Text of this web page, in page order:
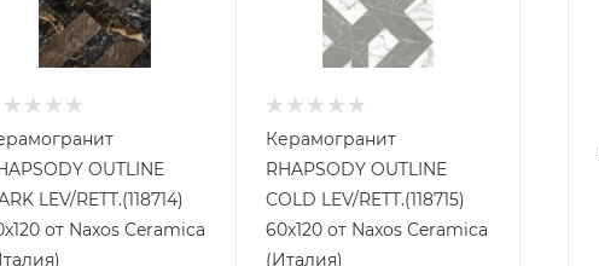
OUTLINE
LEV/RETT.(118714)
от Naxos Ceramica
Керамогранит
RHAPSODY OUTLINE
COLD LEV/RETT.(118715)
60x120 от Naxos Ceramica
(Италия)